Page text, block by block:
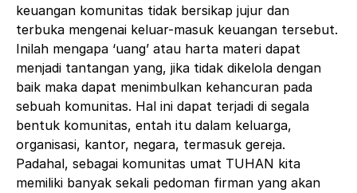
keuangan komunitas tidak bersikap jujur dan
terbuka mengenai keluar-masuk keuangan tersebut.
Inilah mengapa ‘uang’ atau harta materi dapat
menjadi tantangan yang, jika tidak dikelola dengan
baik maka dapat menimbulkan kehancuran pada
sebuah komunitas. Hal ini dapat terjadi di segala
bentuk komunitas, entah itu dalam keluarga,
organisasi, kantor, negara, termasuk gereja.
Padahal, sebagai komunitas umat TUHAN kita
memiliki banyak sekali pedoman firman yang akan